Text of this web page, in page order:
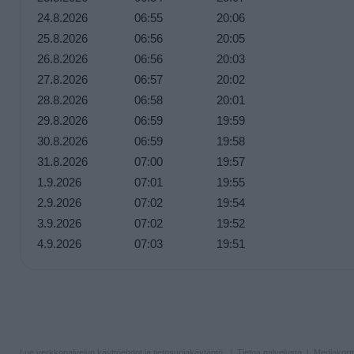
24.8.2026
06:55
20:06
25.8.2026
06:56
20:05
26.8.2026
06:56
20:03
27.8.2026
06:57
20:02
28.8.2026
06:58
20:01
29.8.2026
06:59
19:59
30.8.2026
06:59
19:58
31.8.2026
07:00
19:57
1.9.2026
07:01
19:55
2.9.2026
07:02
19:54
3.9.2026
07:02
19:52
4.9.2026
07:03 19:51